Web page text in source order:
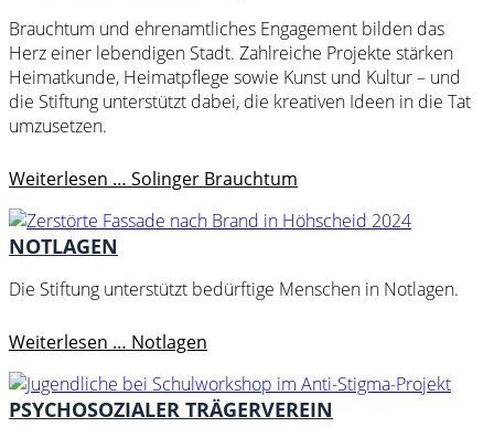
Brauchtum und ehrenamtliches Engagement bilden das
Herz einer lebendigen Stadt. Zahlreiche Projekte stärken
Heimatkunde, Heimatpflege sowie Kunst und Kultur – und
die Stiftung unterstützt dabei, die kreativen Ideen in die Tat
umzusetzen.
Weiterlesen … Solinger Brauchtum
NOTLAGEN
Die Stiftung unterstützt bedürftige Menschen in Notlagen.
Weiterlesen … Notlagen
PSYCHOSOZIALER TRÄGERVEREIN